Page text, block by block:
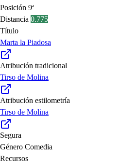
Posición 9ª
Distancia 0.775
Título
Marta la Piadosa
Atribución tradicional
Tirso de Molina
Atribución estilometría
Tirso de Molina
Segura
Género Comedia
Recursos